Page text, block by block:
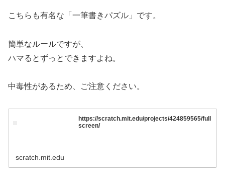
こちらも有名な「一筆書きパズル」です。
簡単なルールですが、
ハマるとずっとできますよね。
中毒性があるため、ご注意ください。
https://scratch.mit.edu/projects/424859565/full
screen/
scratch.mit.edu